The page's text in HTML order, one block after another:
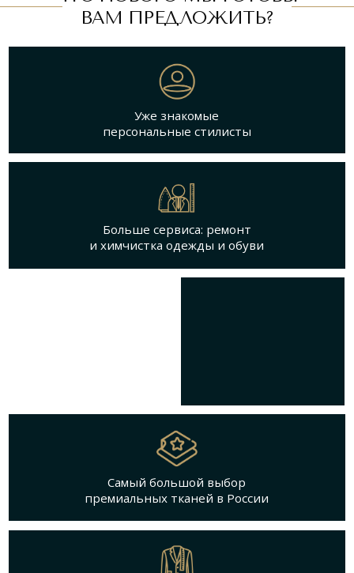
персональные стилисты
Больше сервиса: ремонт
премиальных тканей в России
Пошив мужского, женского
гардероба и изготовление обуви